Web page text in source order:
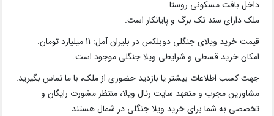
داخل بافت مسکونی روستا
ملک دارای سند تک برگ و پایانکار است.
قیمت خرید ویلای جنگلی دوبلکس در بلیران آمل: 11 میلیارد تومان.
امکان خرید قسطی و شرایطی ویلا جنگلی موجود است.
جهت کسب اطلاعات بیشتر یا بازدید حضوری از ملک، با ما تماس بگیرید.
مشاورین مجرب و متعهد سایت رئال ویلا، منتظر مشورت رایگان و
تخصصی به شما برای خرید ویلا جنگلی در شمال هستند.